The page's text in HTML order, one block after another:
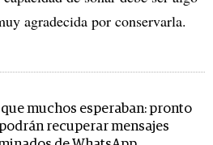
agradecida por conservarla.
muchos esperaban: pronto
recuperar mensajes